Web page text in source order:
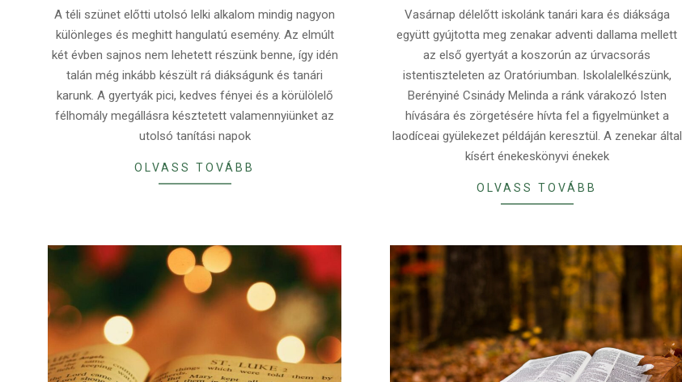
A téli szünet előtti utolsó lelki alkalom mindig nagyon
különleges és meghitt hangulatú esemény. Az elmúlt
két évben sajnos nem lehetett részünk benne, így idén
talán még inkább készült rá diákságunk és tanári
karunk. A gyertyák pici, kedves fényei és a körülölelő
félhomály megállásra késztetett valamennyiünket az
utolsó tanítási napok
OLVASS TOVÁBB
Vasárnap délelőtt iskolánk tanári kara és diáksága
együtt gyújtotta meg zenakar adventi dallama mellett
az első gyertyát a koszorún az úrvacsorás
istentiszteleten az Oratóriumban. Iskolalelkészünk,
Berényiné Csinády Melinda a ránk várakozó Isten
hívására és zörgetésére hívta fel a figyelmünket a
laodíceai gyülekezet példáján keresztül. A zenekar által
kísért énekeskönyvi énekek
OLVASS TOVÁBB